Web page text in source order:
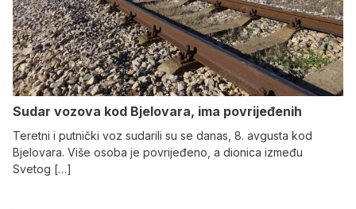
Sudar vozova kod Bjelovara, ima povrijeđenih
Teretni i putnički voz sudarili su se danas, 8. avgusta kod
Bjelovara. Više osoba je povrijeđeno, a dionica između
Svetog […]